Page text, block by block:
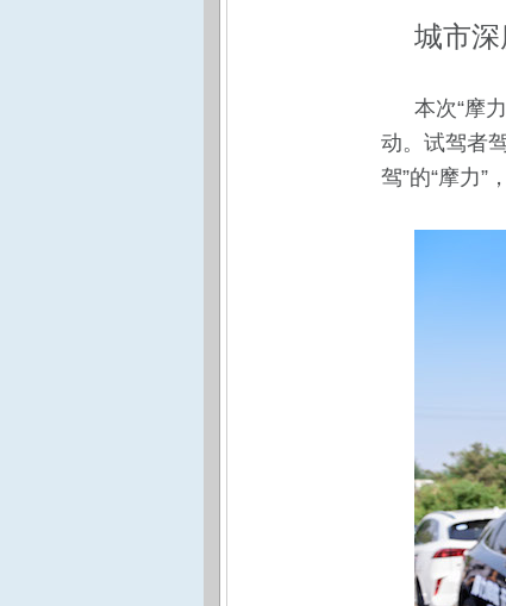
城市深
本次“摩
动。试驾者
驾”的“摩力”